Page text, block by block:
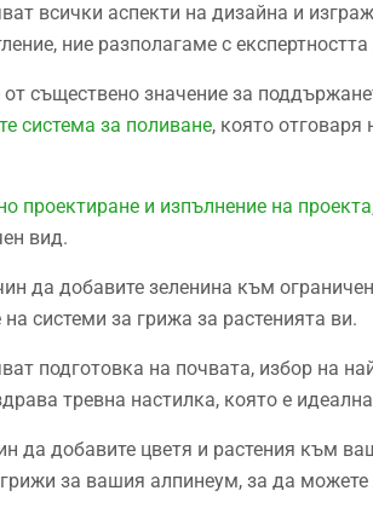
всички аспекти на дизайна и
ние разполагаме с
съществено значение за
система за поливане, която
проектиране и изпълнение на проекта
вид.
да добавите зеленина към
системи за грижа за растенията ви.
подготовка на почвата, избор на
тревна настилка, която е
да добавите цветя и растения към
за вашия алпинеум, за да